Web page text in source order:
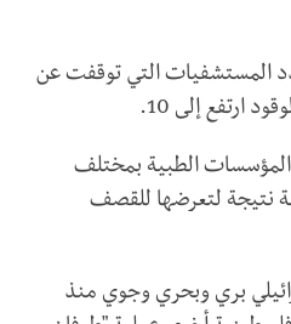
المستشفيات التي توقفت عن
ارتفع إلى 10.
المؤسسات الطبية بمختلف
نتيجة لتعرضها للقصف
بري وبحري وجوي منذ